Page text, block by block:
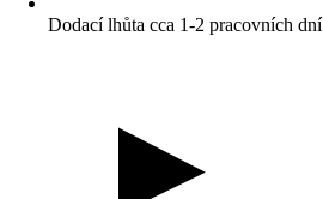
Dodací lhůta cca 1-2 pracovních dní